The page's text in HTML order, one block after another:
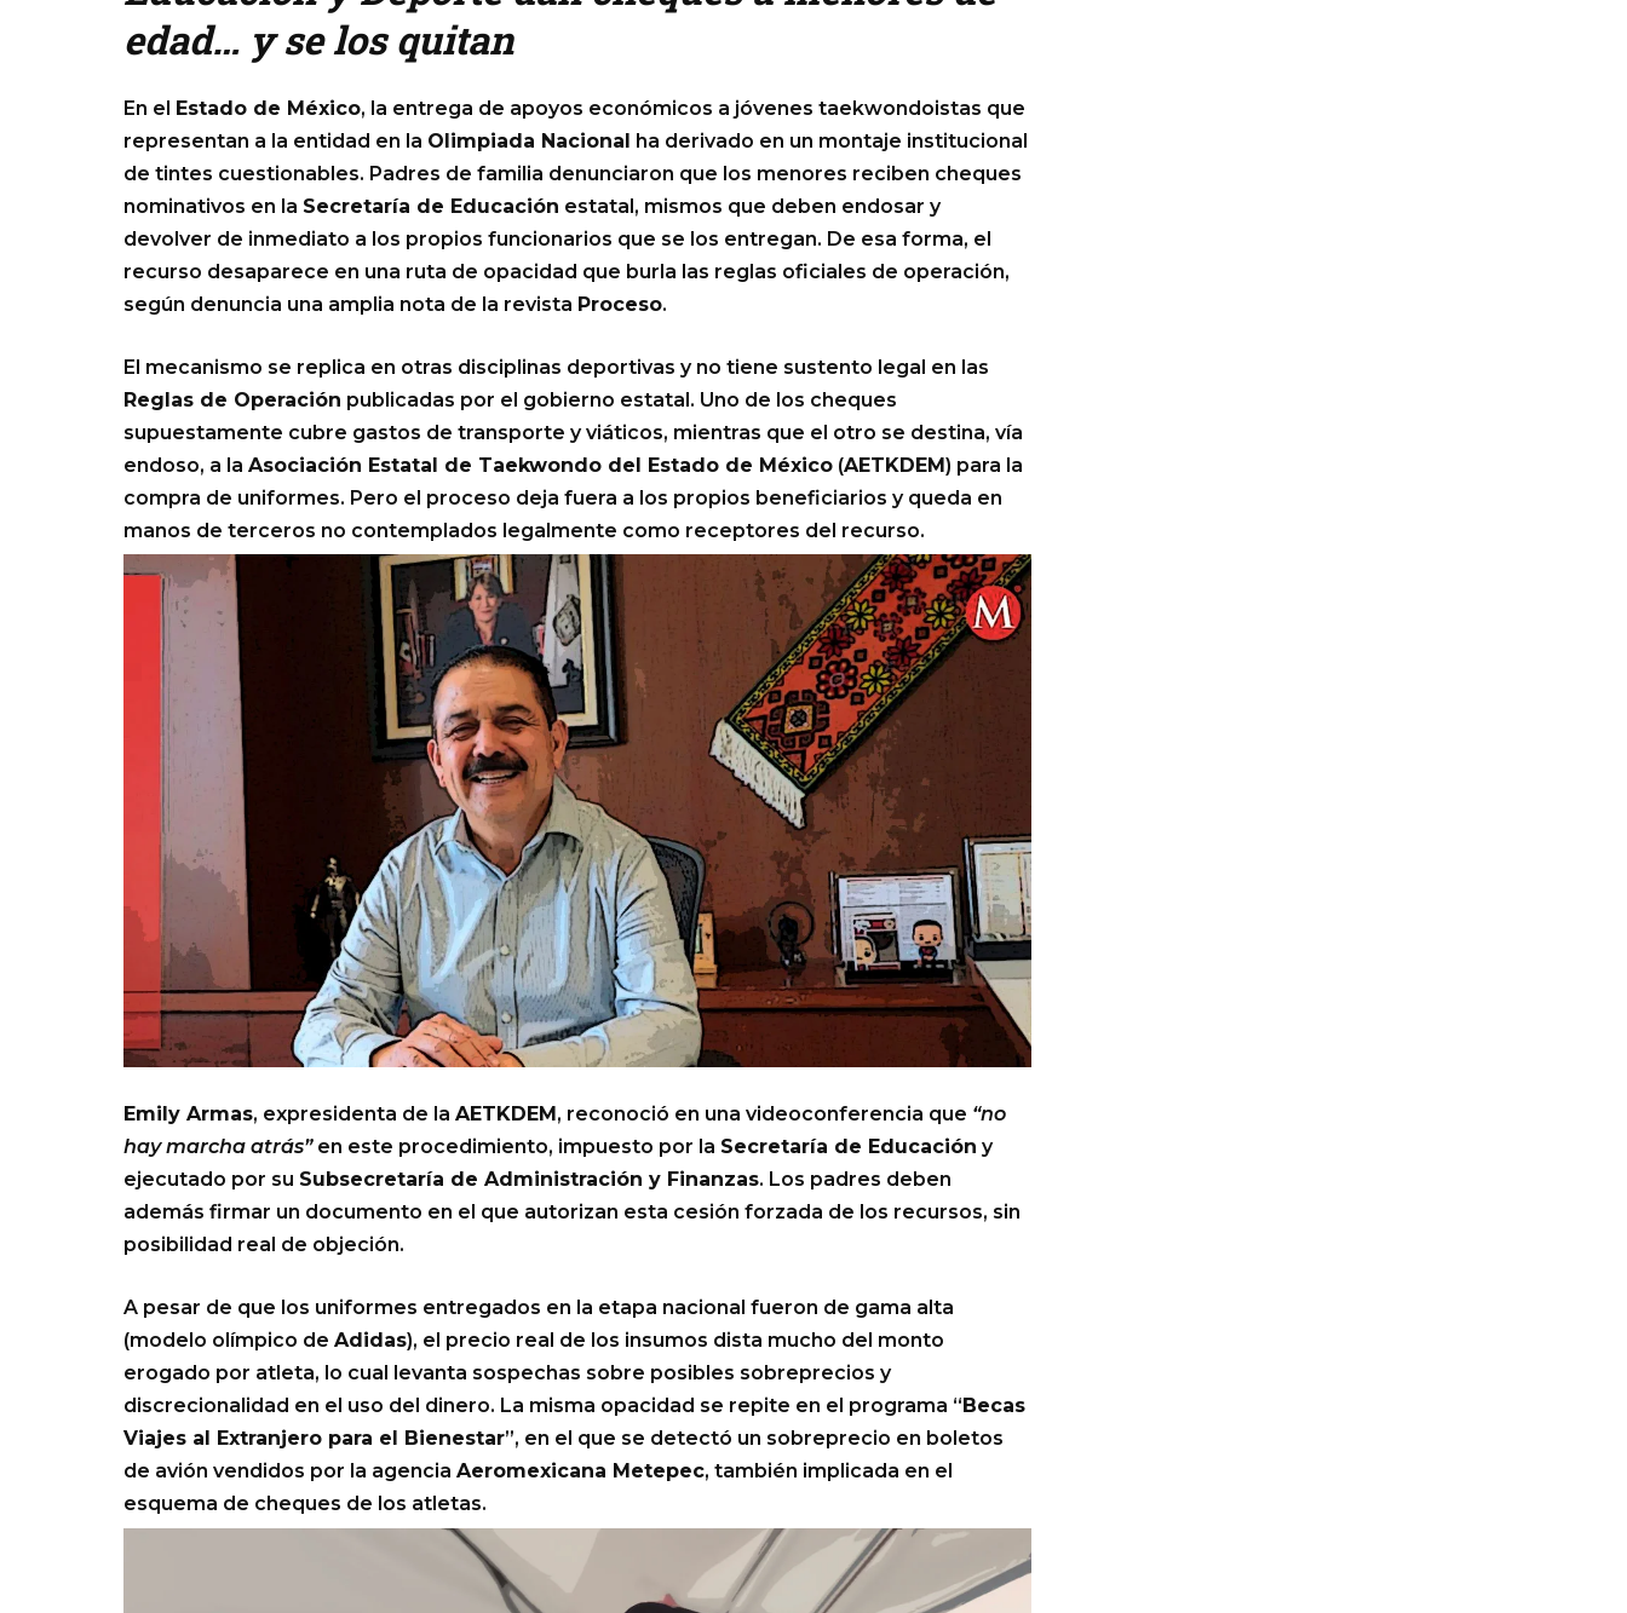
edad… y se los quitan
En el Estado de México, la entrega de apoyos económicos a jóvenes taekwondoistas que
representan a la entidad en la Olimpiada Nacional ha derivado en un montaje institucional
de tintes cuestionables. Padres de familia denunciaron que los menores reciben cheques
nominativos en la Secretaría de Educación estatal, mismos que deben endosar y
devolver de inmediato a los propios funcionarios que se los entregan. De esa forma, el
recurso desaparece en una ruta de opacidad que burla las reglas oficiales de operación,
según denuncia una amplia nota de la revista Proceso.
El mecanismo se replica en otras disciplinas deportivas y no tiene sustento legal en las
Reglas de Operación publicadas por el gobierno estatal. Uno de los cheques
supuestamente cubre gastos de transporte y viáticos, mientras que el otro se destina, vía
endoso, a la Asociación Estatal de Taekwondo del Estado de México (AETKDEM) para la
compra de uniformes. Pero el proceso deja fuera a los propios beneficiarios y queda en
manos de terceros no contemplados legalmente como receptores del recurso.
Emily Armas, expresidenta de la AETKDEM, reconoció en una videoconferencia que “no
hay marcha atrás”en este procedimiento, impuesto por la Secretaría de Educación y
ejecutado por su Subsecretaría de Administración y Finanzas. Los padres deben
además firmar un documento en el que autorizan esta cesión forzada de los recursos, sin
posibilidad real de objeción.
A pesar de que los uniformes entregados en la etapa nacional fueron de gama alta
(modelo olímpico de Adidas), el precio real de los insumos dista mucho del monto
erogado por atleta, lo cual levanta sospechas sobre posibles sobreprecios y
discrecionalidad en el uso del dinero. La misma opacidad se repite en el programa “Becas
Viajes al Extranjero para el Bienestar”, en el que se detectó un sobreprecio en boletos
de avión vendidos por la agencia Aeromexicana Metepec, también implicada en el
esquema de cheques de los atletas.